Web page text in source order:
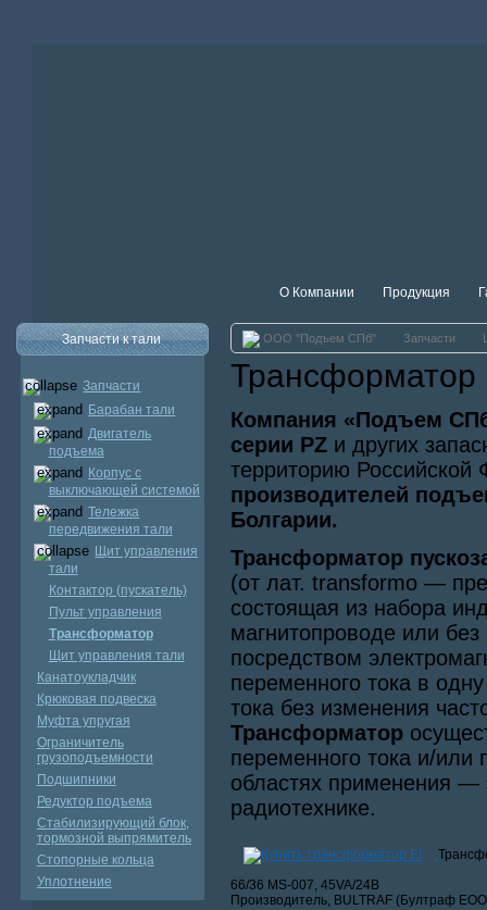
О Компании Продукция
Запчасти к тали
Запчасти
Барабан тали
Двигатель
подъема
Корпус с
выключающей системой
Тележка
передвижения тали
Щит управления
тали
Контактор (пускатель)
Пульт управления
Трансформатор
Щит управления тали
Канатоукладчик
Крюковая подвеска
Муфта упругая
Ограничитель
грузоподъемности
Подшипники
Редуктор подъема
Стабилизирующий блок,
тормозной выпрямитель
Стопорные кольца
Уплотнение
ООО "Подъем СПб" Запчасти
Трансформатор
Компания «Подъем
серии PZ и других
территорию
производителей
Болгарии.
Трансформатор
(от лат. transformo —
состоящая из набора
магнитопроводе или
посредством
переменного тока в
тока без изменения
Трансформатор
переменного тока и/или
областях применения —
радиотехнике.
66/36 MS-007, 45VA/24В
Производитель, BULTRAF (Бултраф